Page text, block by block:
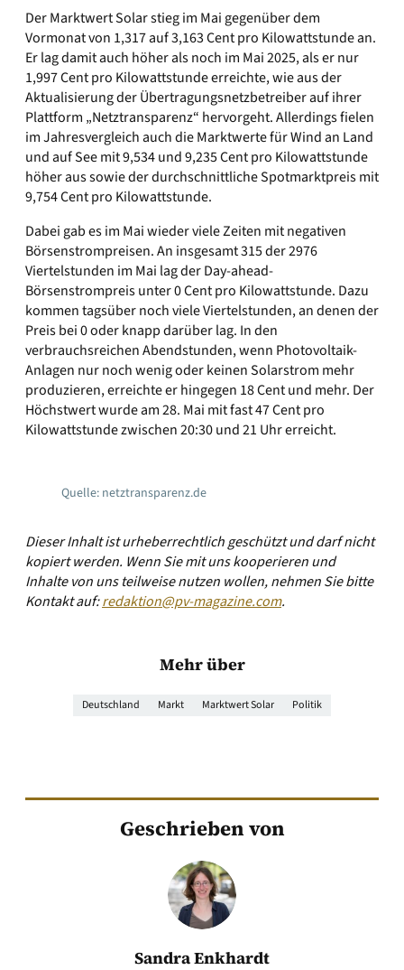
Der Marktwert Solar stieg im Mai gegenüber dem
Vormonat von 1,317 auf 3,163 Cent pro Kilowattstunde an.
Er lag damit auch höher als noch im Mai 2025, als er nur
1,997 Cent pro Kilowattstunde erreichte, wie aus der
Aktualisierung der Übertragungsnetzbetreiber auf ihrer
Plattform „Netztransparenz“ hervorgeht. Allerdings fielen
im Jahresvergleich auch die Marktwerte für Wind an Land
und auf See mit 9,534 und 9,235 Cent pro Kilowattstunde
höher aus sowie der durchschnittliche Spotmarktpreis mit
9,754 Cent pro Kilowattstunde.
Dabei gab es im Mai wieder viele Zeiten mit negativen
Börsenstrompreisen. An insgesamt 315 der 2976
Viertelstunden im Mai lag der Day-ahead-
Börsenstrompreis unter 0 Cent pro Kilowattstunde. Dazu
kommen tagsüber noch viele Viertelstunden, an denen der
Preis bei 0 oder knapp darüber lag. In den
verbrauchsreichen Abendstunden, wenn Photovoltaik-
Anlagen nur noch wenig oder keinen Solarstrom mehr
produzieren, erreichte er hingegen 18 Cent und mehr. Der
Höchstwert wurde am 28. Mai mit fast 47 Cent pro
Kilowattstunde zwischen 20:30 und 21 Uhr erreicht.
Quelle: netztransparenz.de
Dieser Inhalt ist urheberrechtlich geschützt und darf nicht
kopiert werden. Wenn Sie mit uns kooperieren und
Inhalte von uns teilweise nutzen wollen, nehmen Sie bitte
Kontakt auf:redaktion@pv-magazine.com.
Mehr über
Deutschland Markt Marktwert Solar Politik
Geschrieben von
Sandra Enkhardt